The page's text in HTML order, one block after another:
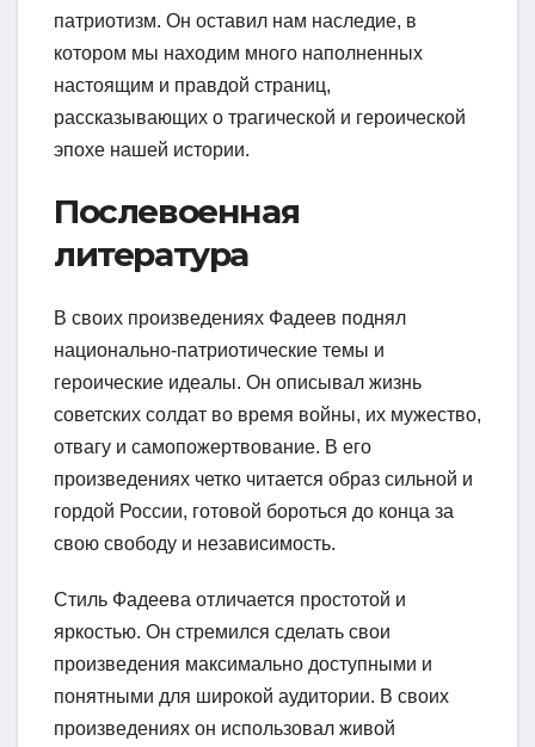
патриотизм. Он оставил нам наследие, в
котором мы находим много наполненных
настоящим и правдой страниц,
рассказывающих о трагической и героической
эпохе нашей истории.
Послевоенная
литература
В своих произведениях Фадеев поднял
национально-патриотические темы и
героические идеалы. Он описывал жизнь
советских солдат во время войны, их мужество,
отвагу и самопожертвование. В его
произведениях четко читается образ сильной и
гордой России, готовой бороться до конца за
свою свободу и независимость.
Стиль Фадеева отличается простотой и
яркостью. Он стремился сделать свои
произведения максимально доступными и
понятными для широкой аудитории. В своих
произведениях он использовал живой